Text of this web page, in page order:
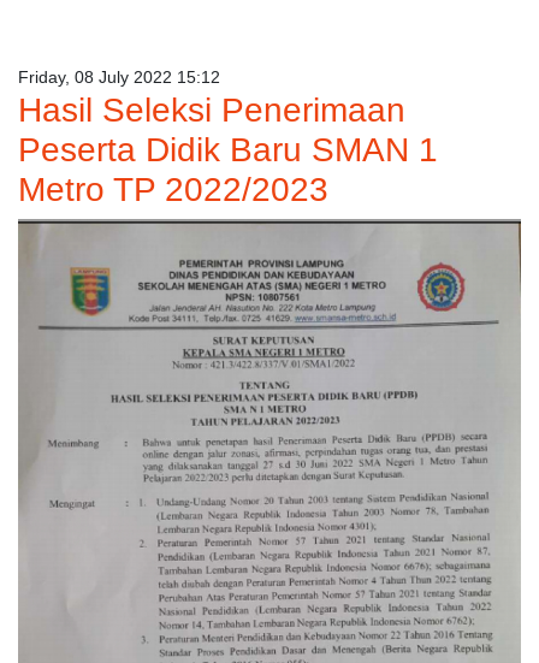
Friday, 08 July 2022 15:12
Hasil Seleksi Penerimaan
Peserta Didik Baru SMAN 1
Metro TP 2022/2023